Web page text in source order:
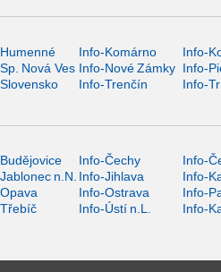
Info-Komárno Info-
Nová Ves Info-Nové Zámky Info-
Info-Trenčín Info-
Info-Čechy Info-
n.N. Info-Jihlava Info-
Info-Ostrava Info-
Info-Ústí n.L. Info-